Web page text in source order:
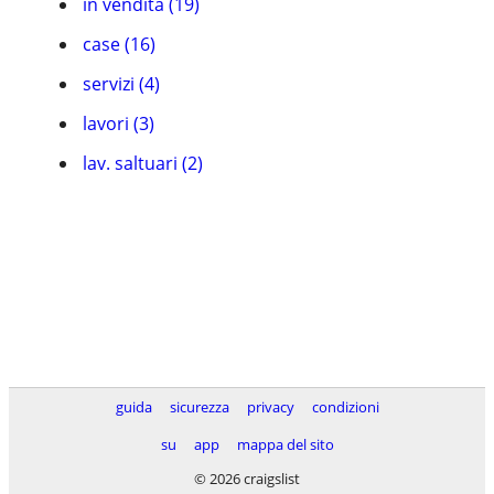
case (16)
servizi (4)
lavori (3)
lav. saltuari (2)
guida sicurezza privacy
condizioni
su
app
mappa del sito
© 2026 craigslist